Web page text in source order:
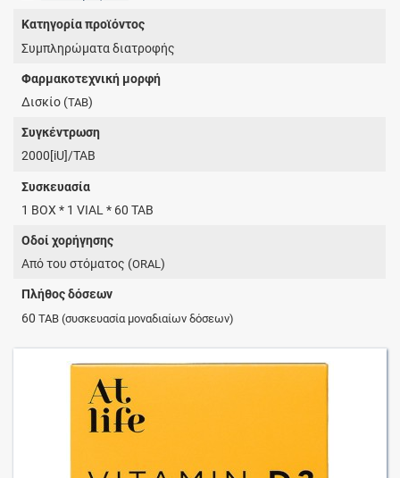
Κατηγορία προϊόντος
Συμπληρώματα διατροφής
Φαρμακοτεχνική μορφή
Δισκίο (TAB)
Συγκέντρωση
2000[iU]/TAB
Συσκευασία
1 BOX * 1 VIAL * 60 TAB
Οδοί χορήγησης
Από του στόματος (ORAL)
Πλήθος δόσεων
60TAB (συσκευασία μοναδιαίων δόσεων)